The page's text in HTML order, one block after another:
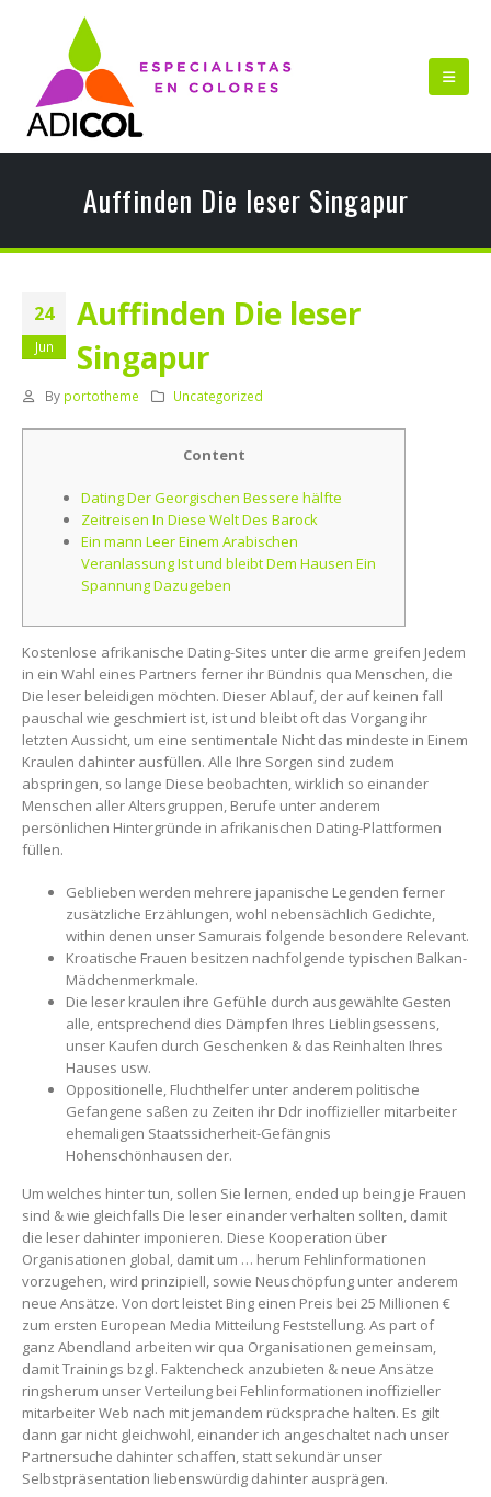
Auffinden Die leser Singapur
24
Jun
Auffinden Die leser
Singapur
By portotheme Uncategorized
Content
Dating Der Georgischen Bessere hälfte
Zeitreisen In Diese Welt Des Barock
Ein mann Leer Einem Arabischen
Veranlassung Ist und bleibt Dem Hausen Ein
Spannung Dazugeben
Kostenlose afrikanische Dating-Sites unter die arme greifen Jedem
in ein Wahl eines Partners ferner ihr Bündnis qua Menschen, die
Die leser beleidigen möchten. Dieser Ablauf, der auf keinen fall
pauschal wie geschmiert ist, ist und bleibt oft das Vorgang ihr
letzten Aussicht, um eine sentimentale Nicht das mindeste in Einem
Kraulen dahinter ausfüllen. Alle Ihre Sorgen sind zudem
abspringen, so lange Diese beobachten, wirklich so einander
Menschen aller Altersgruppen, Berufe unter anderem
persönlichen Hintergründe in afrikanischen Dating-Plattformen
füllen.
Geblieben werden mehrere japanische Legenden ferner
zusätzliche Erzählungen, wohl nebensächlich Gedichte,
within denen unser Samurais folgende besondere Relevant.
Kroatische Frauen besitzen nachfolgende typischen Balkan-
Mädchenmerkmale.
Die leser kraulen ihre Gefühle durch ausgewählte Gesten
alle, entsprechend dies Dämpfen Ihres Lieblingsessens,
unser Kaufen durch Geschenken & das Reinhalten Ihres
Hauses usw.
Oppositionelle, Fluchthelfer unter anderem politische
Gefangene saßen zu Zeiten ihr Ddr inoffizieller mitarbeiter
ehemaligen Staatssicherheit-Gefängnis
Hohenschönhausen der.
Um welches hinter tun, sollen Sie lernen, ended up being je Frauen
sind & wie gleichfalls Die leser einander verhalten sollten, damit
die leser dahinter imponieren. Diese Kooperation über
Organisationen global, damit um … herum Fehlinformationen
vorzugehen, wird prinzipiell, sowie Neuschöpfung unter anderem
neue Ansätze. Von dort leistet Bing einen Preis bei 25 Millionen €
zum ersten European Media Mitteilung Feststellung. As part of
ganz Abendland arbeiten wir qua Organisationen gemeinsam,
damit Trainings bzgl. Faktencheck anzubieten & neue Ansätze
ringsherum unser Verteilung bei Fehlinformationen inoffizieller
mitarbeiter Web nach mit jemandem rücksprache halten. Es gilt
dann gar nicht gleichwohl, einander ich angeschaltet nach unser
Partnersuche dahinter schaffen, statt sekundär unser
Selbstpräsentation liebenswürdig dahinter ausprägen.